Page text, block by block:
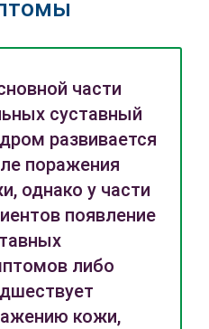
части
суставный
развивается
поражения
однако у части
появление
либо
кожи,